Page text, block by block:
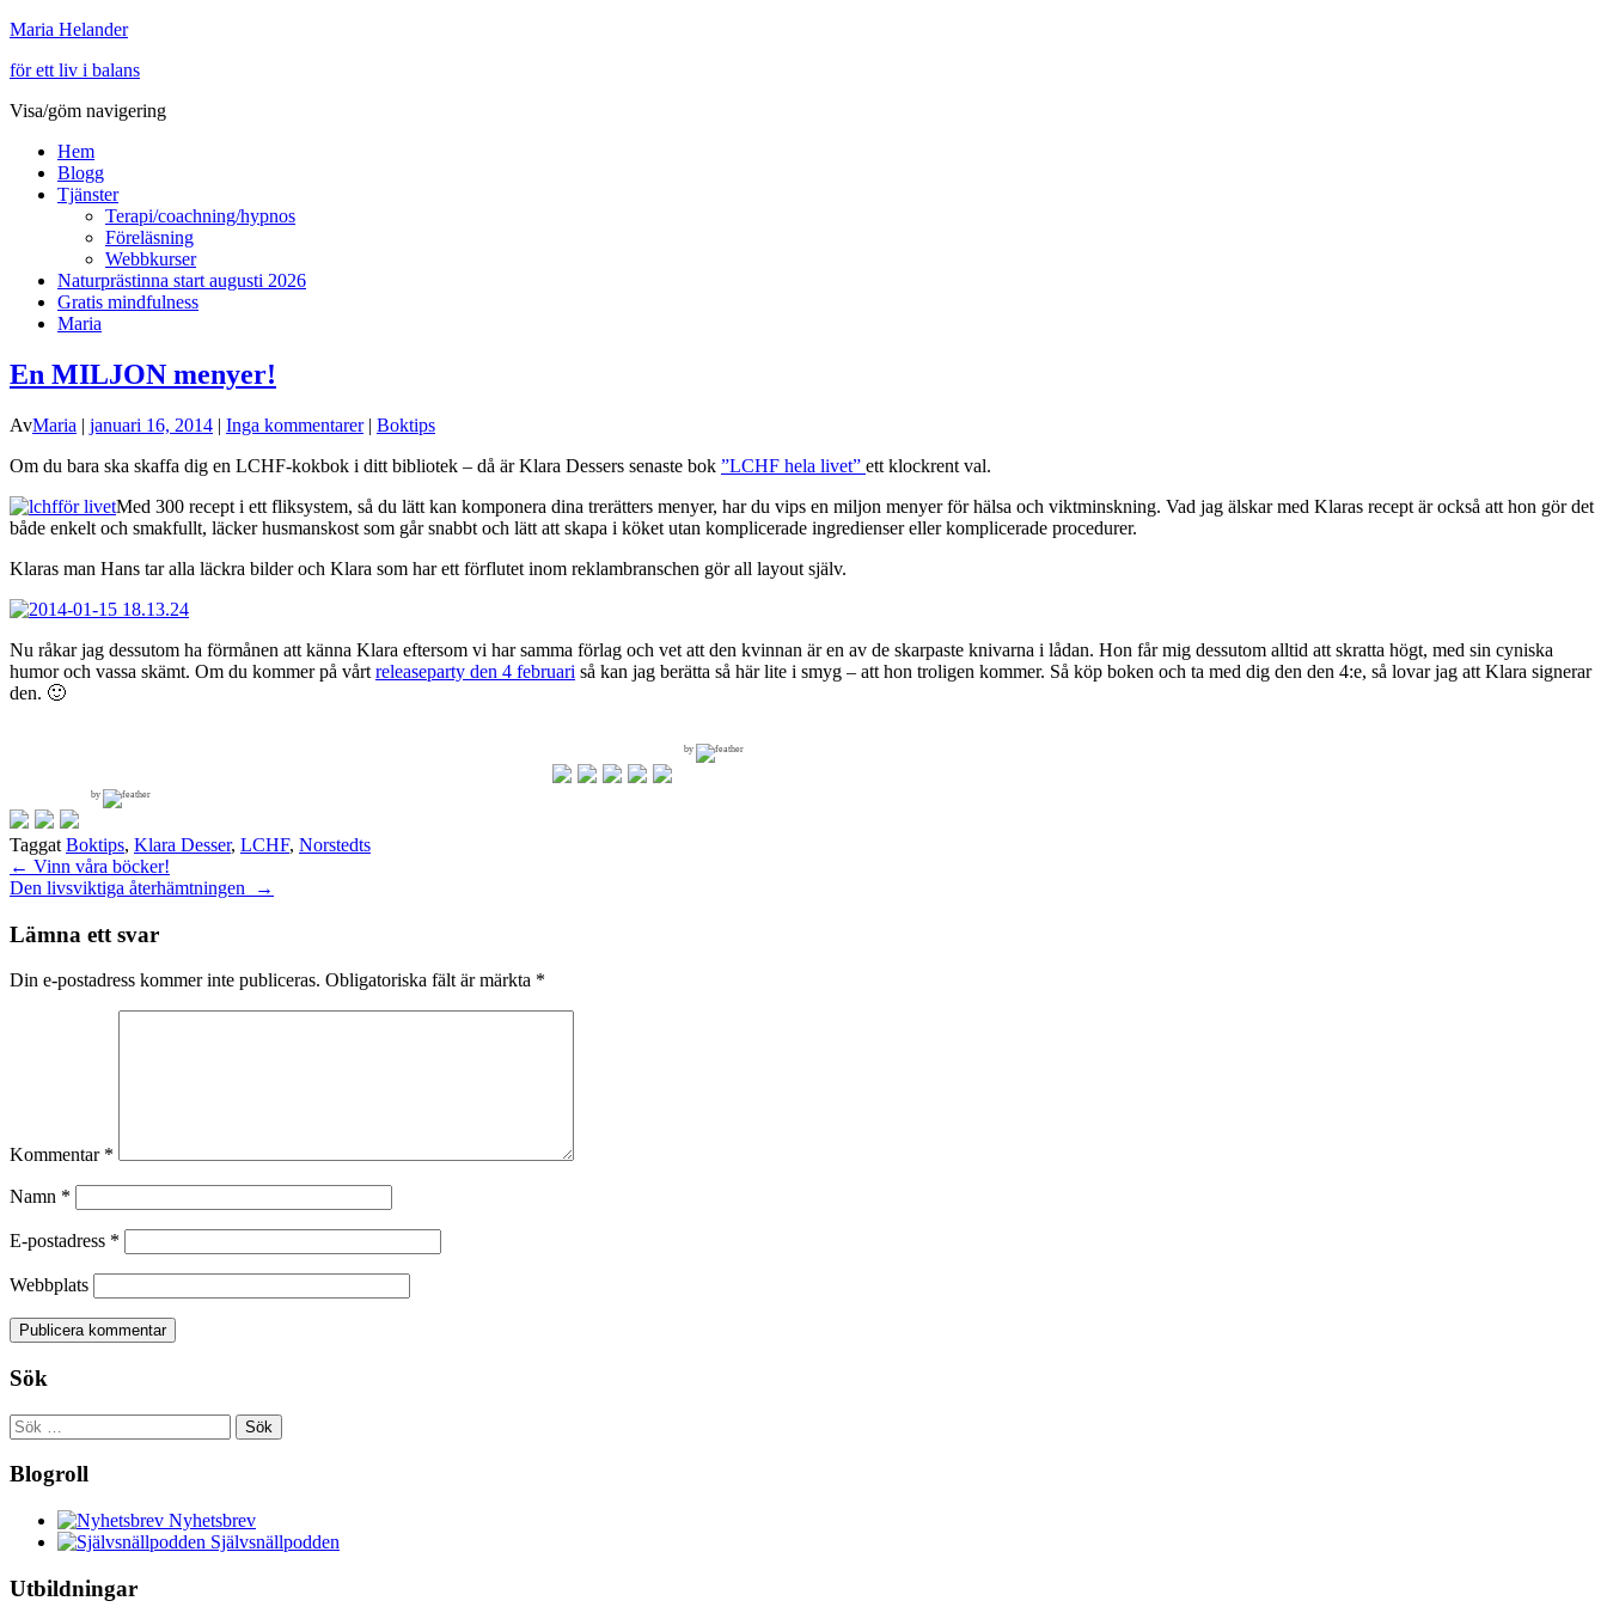
Maria Helander
för ett liv i balans
Visa/göm navigering
Hem
Blogg
Tjänster
Terapi/coachning/hypnos
Föreläsning
Webbkurser
Naturprästinna start augusti 2026
Gratis mindfulness
Maria
En MILJON menyer!
AvMaria | januari 16, 2014 | Inga kommentarer| Boktips
Om du bara ska skaffa dig en LCHF-kokbok i ditt bibliotek – då är Klara Dessers senaste bok ”LCHF hela livet” ett klockrent val.
Med 300 recept i ett fliksystem, så du lätt kan komponera dina trerätters menyer, har du vips en miljon menyer för hälsa och viktminskning. Vad jag älskar med Klaras recept är också att hon gör det
både enkelt och smakfullt, läcker husmanskost som går snabbt och lätt att skapa i köket utan komplicerade ingredienser eller komplicerade procedurer.
Klaras man Hans tar alla läckra bilder och Klara som har ett förflutet inom reklambranschen gör all layout själv.
Nu råkar jag dessutom ha förmånen att känna Klara eftersom vi har samma förlag och vet att den kvinnan är en av de skarpaste knivarna i lådan. Hon får mig dessutom alltid att skratta högt, med sin cyniska
humor och vassa skämt. Om du kommer på vårt releaseparty den 4 februari så kan jag berätta så här lite i smyg – att hon troligen kommer. Så köp boken och ta med dig den den 4:e, så lovar jag att Klara signerar
den. 🙂
by
by
Taggat Boktips, Klara Desser, LCHF, Norstedts
Inläggsnavigering
← Vinn våra böcker!
Den livsviktiga återhämtningen
→
Lämna ett svar
Din e-postadress kommer inte publiceras. Obligatoriska fält är märkta *
Kommentar *
Namn *
E-postadress *
Webbplats
Sök
Sök
efter:
Blogroll
Nyhetsbrev
Självsnällpodden
Utbildningar